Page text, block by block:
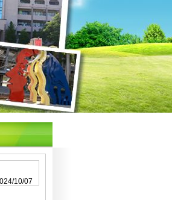
10/07